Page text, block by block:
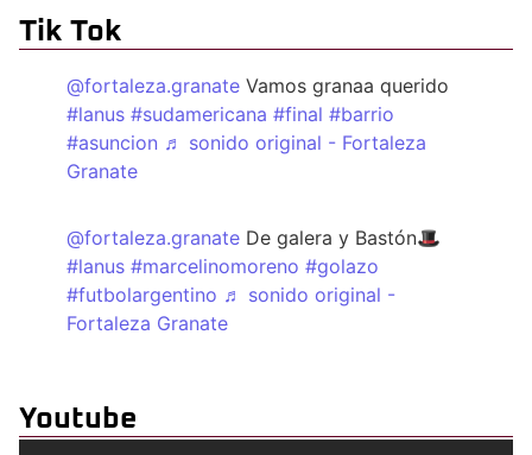
Tik Tok
@fortaleza.granate Vamos granaa querido
#lanus #sudamericana #final #barrio
#asuncion ♬ sonido original - Fortaleza
Granate
@fortaleza.granate De galera y Bastón🎩
#lanus #marcelinomoreno #golazo
#futbolargentino ♬ sonido original -
Fortaleza Granate
Youtube